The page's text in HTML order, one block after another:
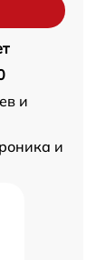
и
и